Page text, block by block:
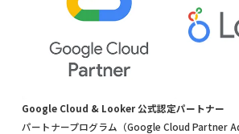
Google Cloud & Looker 公式認定パートナー
パートナープログラム（Google Cloud Partner